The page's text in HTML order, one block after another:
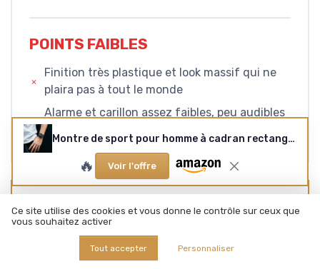
POINTS FAIBLES
Finition très plastique et look massif qui ne
plaira pas à tout le monde
Alarme et carillon assez faibles, peu audibles
en environnement bruyant
CONCLUSION
★★★★★
★★★★★
Montre de sport pour homme à cadran rectangulaire avec rétroéclairage LED 7 couleurs en option Alarme Chronomètre 12/24h Bracelet en caoutchouc Noir
🔥 Voir l'offre
Ce site utilise des cookies et vous donne le contrôle sur ceux que
vous souhaitez activer
Tout accepter Personnaliser